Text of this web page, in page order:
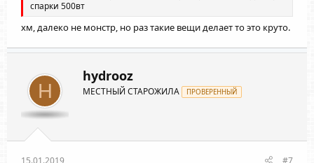
спарки 500вт
хм, далеко не монстр, но раз такие вещи делает то это круто.
H
hydrooz
МЕСТНЫЙ СТАРОЖИЛА ПРОВЕРЕННЫЙ
15.01.2019 #7